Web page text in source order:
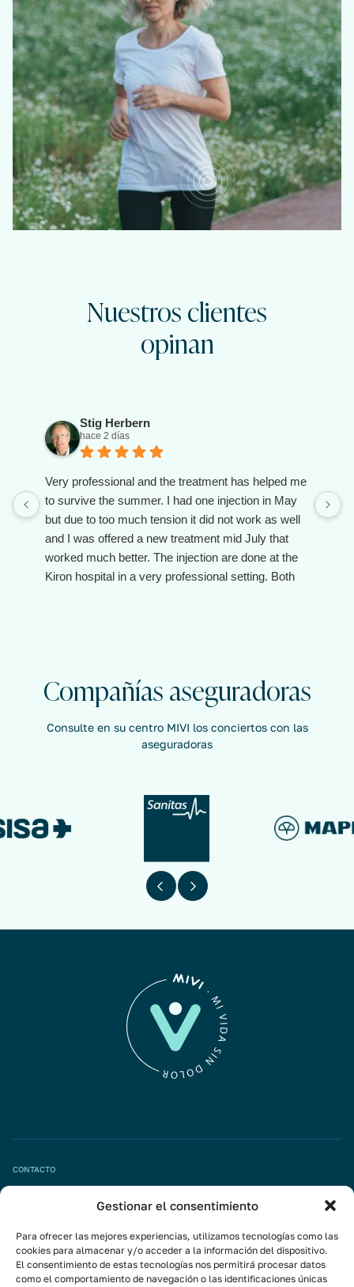
Gestionar el consentimiento
Para ofrecer las mejores experiencias, utilizamos tecnologías como las
cookies para almacenar y/o acceder a la información del dispositivo.
El consentimiento de estas tecnologías nos permitirá procesar datos
como el comportamiento de navegación o las identificaciones únicas
Nuestros clientes
opinan
Stig Herbern
hace 2 días
Very professional and the treatment has helped me
to survive the summer. I had one injection in May
but due to too much tension it did not work as well
and I was offered a new treatment mid July that
worked much better. The injection are done at the
Kiron hospital in a very professional setting. Both
Compañías aseguradoras
Consulte en su centro MIVI los conciertos con las
aseguradoras
CONTACTO
Pide tu cita
info@mivisalud.com